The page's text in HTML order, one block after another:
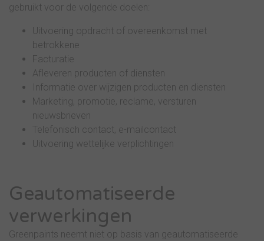
gebruikt voor de volgende doelen:
Uitvoering opdracht of overeenkomst met
betrokkene
Facturatie
Afleveren producten of diensten
Informatie over wijzigen producten en diensten
Marketing, promotie, reclame, versturen
nieuwsbrieven
Telefonisch contact, e-mailcontact
Uitvoering wettelijke verplichtingen
Geautomatiseerde
verwerkingen
Greenpaints neemt niet op basis van geautomatiseerde